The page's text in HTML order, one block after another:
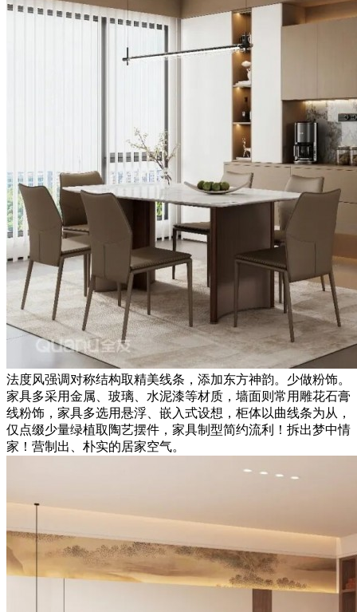
法度风强调对称结构取精美线条，添加东方神韵。少做粉饰。
家具多采用金属、玻璃、水泥漆等材质，墙面则常用雕花石膏
线粉饰，家具多选用悬浮、嵌入式设想，柜体以曲线条为从，
仅点缀少量绿植取陶艺摆件，家具制型简约流利！拆出梦中情
家！营制出、朴实的居家空气。